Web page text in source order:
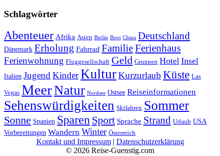
Schlagwörter
Abenteuer Afrika Asien Berlin Boot China Deutschland
Dänemark Erholung Fahrrad FamilieFerienhaus
Ferienwohnung Fluggesellschaft Geld Gruppen Hotel Insel
Italien Jugend KinderKulturKurzurlaub Küste Las
Vegas MeerNatur Nordsee Ostsee Reiseinformationen
Sehenswürdigkeiten Skifahren Sommer
Sonne Spanien Sparen Sport Sprache Strand Urlaub USA
Vorbereitungen Wandern Winter Österreich
Kontakt und Impressum| Datenschutzerklärung
© 2026 Reise-Guenstig.com